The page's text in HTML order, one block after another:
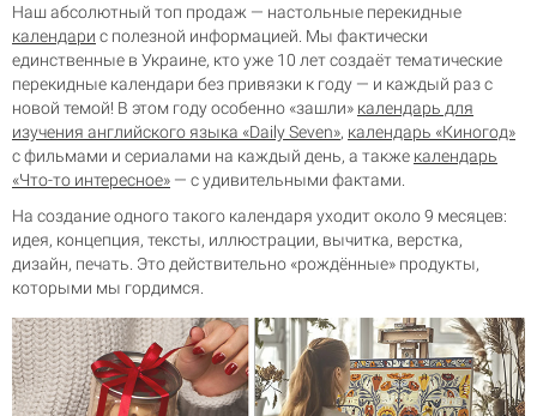
Наш абсолютный топ продаж — настольные перекидные
календари с полезной информацией. Мы фактически
единственные в Украине, кто уже 10 лет создаёт тематические
перекидные календари без привязки к году — и каждый раз с
новой темой! В этом году особенно «зашли» календарь для
изучения английского языка «Daily Seven», календарь «Киногод»
с фильмами и сериалами на каждый день, а также календарь
«Что-то интересное» — с удивительными фактами.
На создание одного такого календаря уходит около 9 месяцев:
идея, концепция, тексты, иллюстрации, вычитка, верстка,
дизайн, печать. Это действительно «рождённые» продукты,
которыми мы гордимся.